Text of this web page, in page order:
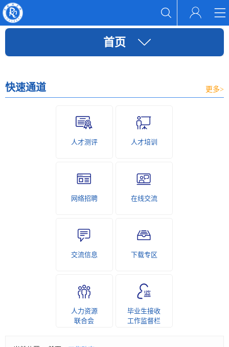
首页
快速通道 更多>
人才测评 人才培训
网络招聘 在线交流
交流信息 下载专区
人力资源
联合会
毕业生接收
工作监督栏